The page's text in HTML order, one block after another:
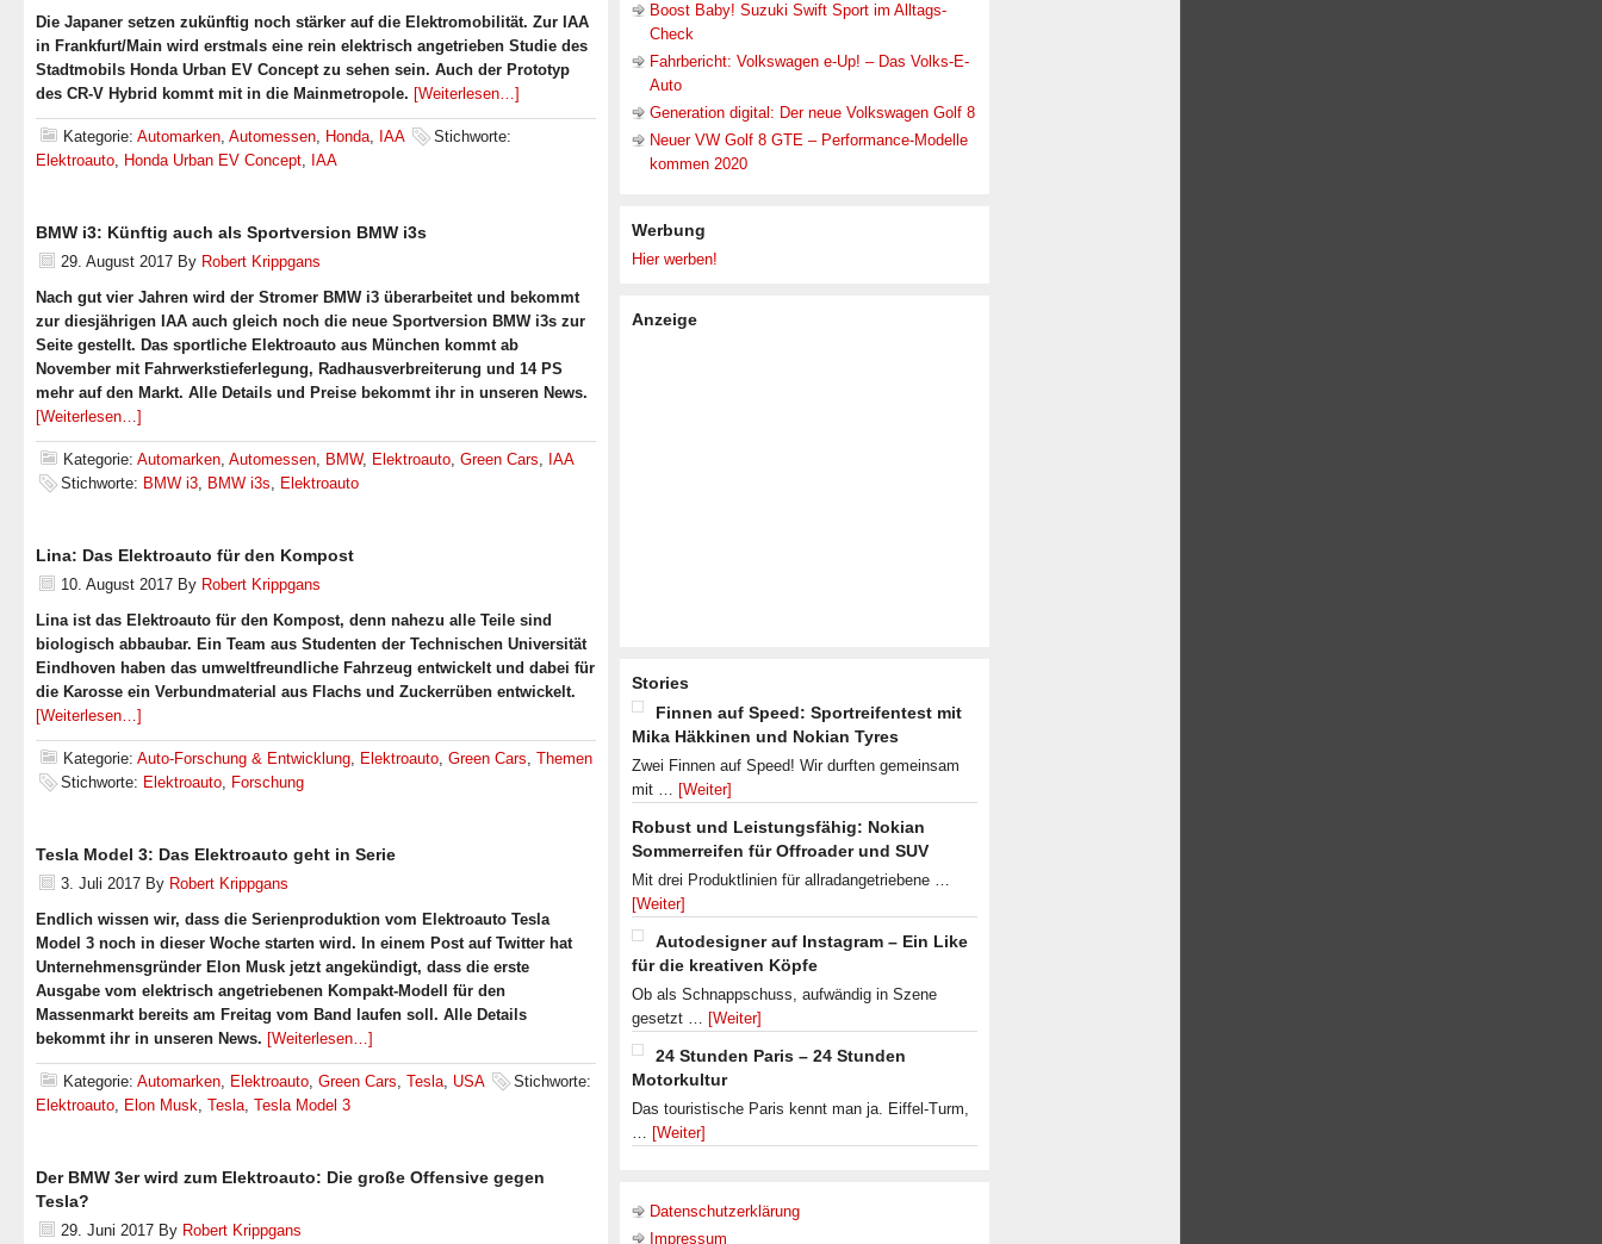
Die Japaner setzen zukünftig noch stärker auf die Elektromobilität. Zur IAA
in Frankfurt/Main wird erstmals eine rein elektrisch angetrieben Studie des
Stadtmobils Honda Urban EV Concept zu sehen sein. Auch der Prototyp
des CR-V Hybrid kommt mit in die Mainmetropole. [Weiterlesen…]
Kategorie: Automarken, Automessen, Honda, IAA
Stichworte:
Elektroauto, Honda Urban EV Concept, IAA
BMW i3: Künftig auch als Sportversion BMW i3s
29. August 2017 By Robert Krippgans
Nach gut vier Jahren wird der Stromer BMW i3 überarbeitet und bekommt
zur diesjährigen IAA auch gleich noch die neue Sportversion BMW i3s zur
Seite gestellt. Das sportliche Elektroauto aus München kommt ab
November mit Fahrwerkstieferlegung, Radhausverbreiterung und 14 PS
mehr auf den Markt. Alle Details und Preise bekommt ihr in unseren News.
[Weiterlesen…]
Kategorie: Automarken, Automessen, BMW, Elektroauto, Green Cars, IAA
Stichworte: BMW i3, BMW i3s, Elektroauto
Lina: Das Elektroauto für den Kompost
10. August 2017 By Robert Krippgans
Lina ist das Elektroauto für den Kompost, denn nahezu alle Teile sind
biologisch abbaubar. Ein Team aus Studenten der Technischen Universität
Eindhoven haben das umweltfreundliche Fahrzeug entwickelt und dabei für
die Karosse ein Verbundmaterial aus Flachs und Zuckerrüben entwickelt.
[Weiterlesen…]
Kategorie: Auto-Forschung & Entwicklung, Elektroauto, Green Cars, Themen
Stichworte: Elektroauto, Forschung
Tesla Model 3: Das Elektroauto geht in Serie
3. Juli 2017 By Robert Krippgans
Endlich wissen wir, dass die Serienproduktion vom Elektroauto Tesla
Model 3 noch in dieser Woche starten wird. In einem Post auf Twitter hat
Unternehmensgründer Elon Musk jetzt angekündigt, dass die erste
Ausgabe vom elektrisch angetriebenen Kompakt-Modell für den
Massenmarkt bereits am Freitag vom Band laufen soll. Alle Details
bekommt ihr in unseren News. [Weiterlesen…]
Kategorie: Automarken, Elektroauto, Green Cars, Tesla, USA
Stichworte:
Elektroauto, Elon Musk, Tesla, Tesla Model 3
Der BMW 3er wird zum Elektroauto: Die große Offensive gegen
Tesla?
29. Juni 2017 By Robert Krippgans
Boost Baby! Suzuki Swift Sport im Alltags-
Check
Fahrbericht: Volkswagen e-Up! – Das Volks-E-
Auto
Generation digital: Der neue Volkswagen Golf 8
Neuer VW Golf 8 GTE – Performance-Modelle
kommen 2020
Werbung
Hier werben!
Anzeige
Stories
Finnen auf Speed: Sportreifentest mit
Mika Häkkinen und Nokian Tyres
Zwei Finnen auf Speed! Wir durften gemeinsam
mit … [Weiter]
Robust und Leistungsfähig: Nokian
Sommerreifen für Offroader und SUV
Mit drei Produktlinien für allradangetriebene …
[Weiter]
Autodesigner auf Instagram – Ein Like
für die kreativen Köpfe
Ob als Schnappschuss, aufwändig in Szene
gesetzt … [Weiter]
24 Stunden Paris – 24 Stunden
Motorkultur
Das touristische Paris kennt man ja. Eiffel-Turm,
… [Weiter]
Datenschutzerklärung
Impressum